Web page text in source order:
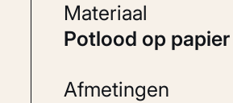
Materiaal
Potlood op papier
Afmetingen